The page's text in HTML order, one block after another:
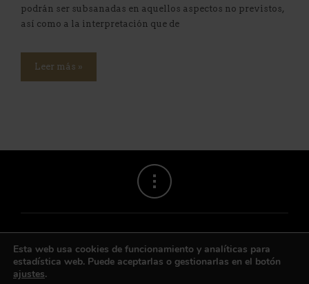
podrán ser subsanadas en aquellos aspectos no previstos,
así como a la interpretación que de
Leer más »
Esta web usa cookies de funcionamiento y analíticas para
estadística web. Puede aceptarlas o gestionarlas en el botón
ajustes.